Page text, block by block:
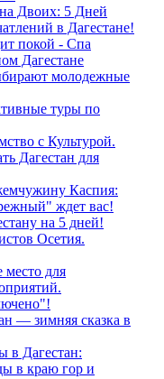
Двоих: 5 Дней
в Дагестане!
покой - Спа
Дагестане
молодежные
туры по
с Культурой.
Дагестан для
Каспия:
ждет вас!
на 5 дней!
Осетия.
место для
— зимняя сказка в
в Дагестан:
в краю гор и